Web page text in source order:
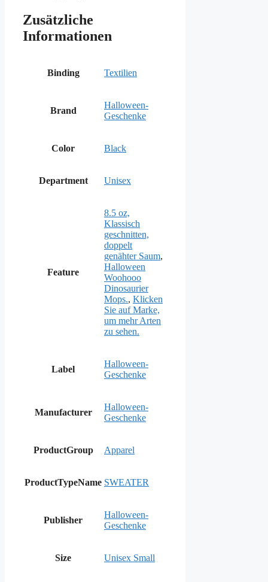
Zusätzliche
Informationen
Binding Textilien
Brand
Halloween-
Geschenke
Color Black
Department Unisex
Feature
8.5 oz,
Klassisch
geschnitten,
doppelt
genähter Saum,
Halloween
Woohooo
Dinosaurier
Mops., Klicken
Sie auf Marke,
um mehr Arten
zu sehen.
Label
Halloween-
Geschenke
Manufacturer
Halloween-
Geschenke
ProductGroup Apparel
ProductTypeName SWEATER
Publisher
Halloween-
Geschenke
Size Unisex Small